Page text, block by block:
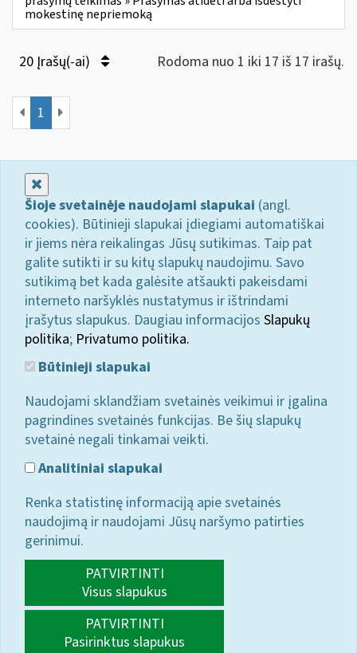
mokestinę nepriemoką
20 Įrašų(-ai) Rodoma nuo 1 iki 17 iš 17 irašų.
1
Šioje svetainėje naudojami slapukai (angl.
cookies). Būtinieji slapukai įdiegiami automatiškai
ir jiems nėra reikalingas Jūsų sutikimas. Taip pat
galite sutikti ir su kitų slapukų naudojimu. Savo
sutikimą bet kada galėsite atšaukti pakeisdami
interneto naršyklės nustatymus ir ištrindami
įrašytus slapukus. Daugiau informacijos Slapukų
politika; Privatumo politika.
Būtinieji slapukai
Naudojami sklandžiam svetainės veikimui ir įgalina
pagrindines svetainės funkcijas. Be šių slapukų
svetainė negali tinkamai veikti.
Analitiniai slapukai
Renka statistinę informaciją apie svetainės
naudojimą ir naudojami Jūsų naršymo patirties
gerinimui.
PATVIRTINTI
Visus slapukus
PATVIRTINTI
Pasirinktus slapukus